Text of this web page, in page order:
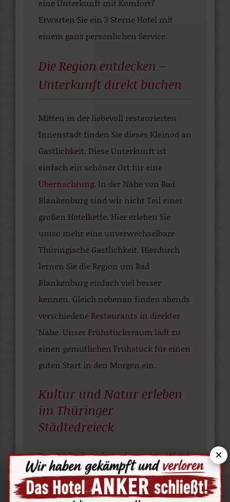
eine Unterkunft mit Komfort?
Erwarten Sie ein 3 Sterne Hotel mit
einem ganz persönlichen Service.
Die Region entdecken –
Unterkunft direkt buchen
Mitten in der liebevoll restaurierten
Innenstadt finden Sie dieses Kleinod an
Gastlichkeit. Diese Unterkunft ist
einfach ein schöner Ort für eine
Übernachtung. In der Nähe von Bad
Blankenburg sind wir nicht Teil einer
großen Hotelkette. Hier erleben Sie
umso mehr eine unverwechselbare
Thüringische Gastlichkeit. Hierdurch
lernen Sie die Region um Bad
Blankenburg einfach viel besser
kennen. Gleich nebenan finden abends
verschiedene Restaurants in direkter
Nähe. Unser Frühstücksraum lädt zu
einen gemütlichen Frühstück für einen
guten Start in den Morgen ein.
Kultur und Natur erleben
im Thüringer
Städtedreieck
Das Städtedreieck rund um unser Hotel
bietet alle Vorzüge einer Region mit
vielen Sehenswürdigkeiten. Ihre
×